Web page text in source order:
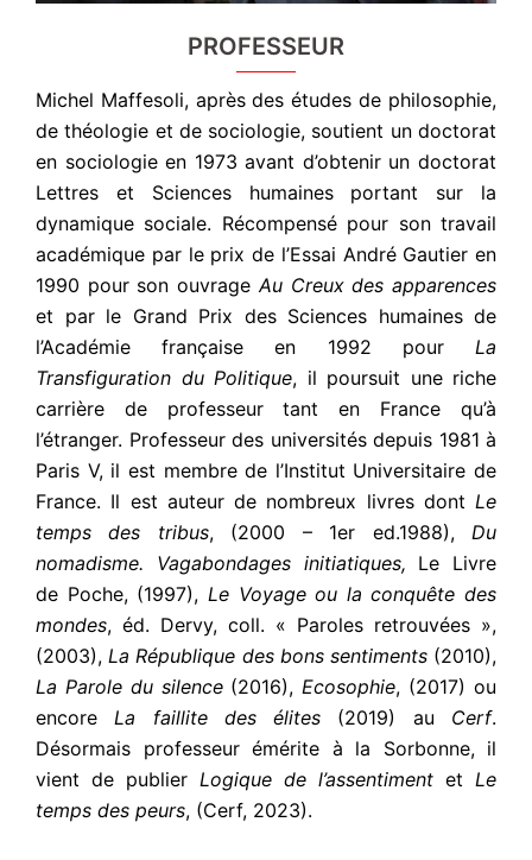
PROFESSEUR
Michel Maffesoli, après des études de philosophie,
de théologie et de sociologie, soutient un doctorat
en sociologie en 1973 avant d’obtenir un doctorat
Lettres et Sciences humaines portant sur la
dynamique sociale. Récompensé pour son travail
académique par le prix de l’Essai André Gautier en
1990 pour son ouvrageAu Creux des apparences
et par le Grand Prix des Sciences humaines de
l’Académie française en 1992 pour La
Transfiguration du Politique, il poursuit une riche
carrière de professeur tant en France qu’à
l’étranger. Professeur des universités depuis 1981 à
Paris V, il est membre de l’Institut Universitaire de
France. Il est auteur de nombreux livres dont Le
temps des tribus, (2000 – 1er ed.1988),Du
nomadisme.
Vagabondages initiatiques, Le Livre
de Poche, (1997), Le Voyage ou la conquête des
mondes, éd. Dervy, coll. « Paroles retrouvées »,
(2003),La République des bons sentiments(2010),
La Parole du silence(2016),Ecosophie, (2017) ou
encoreLa faillite des élites (2019) au Cerf.
Désormais professeur émérite à la Sorbonne, il
vient de publier Logique de l’assentiment et Le
temps des peurs, (Cerf, 2023).